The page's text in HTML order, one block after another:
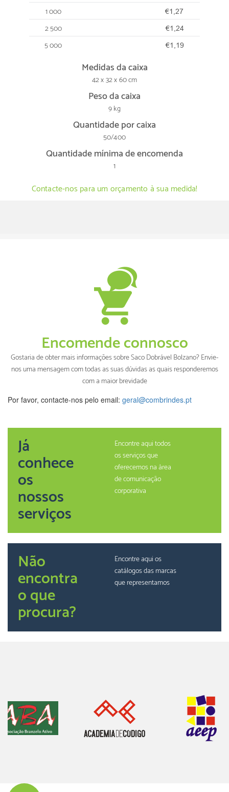
1 000 €1,27
2 500 €1,24
5 000 €1,19
Medidas da caixa
42 x 32 x 60 cm
Peso da caixa
9 kg
Quantidade por caixa
50/400
Quantidade mínima de encomenda
1
Contacte-nos para um orçamento à sua medida!
Encomende connosco
Gostaria de obter mais informações sobre Saco Dobrável Bolzano? Envie-
nos uma mensagem com todas as suas dúvidas as quais responderemos
com a maior brevidade
Por favor, contacte-nos pelo email: geral@combrindes.pt
Já
conhece
os
nossos
serviços
Encontre aqui todos
os serviços que
oferecemos na àrea
de comunicação
corporativa
Não
encontra
o que
procura?
Encontre aqui os
catálogos das marcas
que representamos